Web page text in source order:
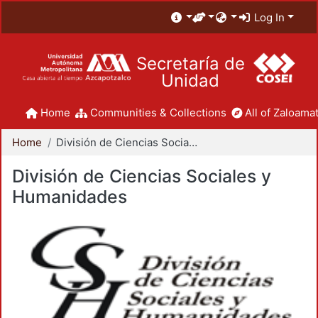
Log In
Secretaría de
Unidad
Home Communities & Collections All of
Home División de Ciencias Sociales y Humanidades
División de Ciencias Sociales y
Humanidades